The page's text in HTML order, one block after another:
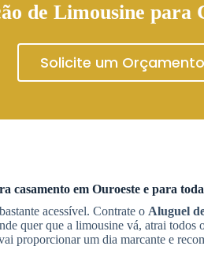
de Limousine para
Solicite um Orçamento
casamento em Ouroeste e para
acessível. Contrate o Aluguel
quer que a limousine vá, atrai todos
proporcionar um dia marcante e